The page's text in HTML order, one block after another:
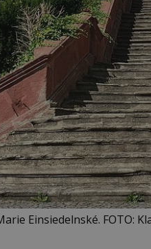
Einsiedelnské. FOTO: